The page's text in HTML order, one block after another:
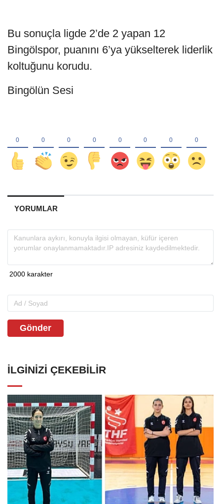
Bu sonuçla ligde 2’de 2 yapan 12
Bingölspor, puanını 6’ya yükselterek liderlik
koltuğunu korudu.
Bingölün Sesi
YORUMLAR
Gönder
İLGINIZI ÇEKEBILIR